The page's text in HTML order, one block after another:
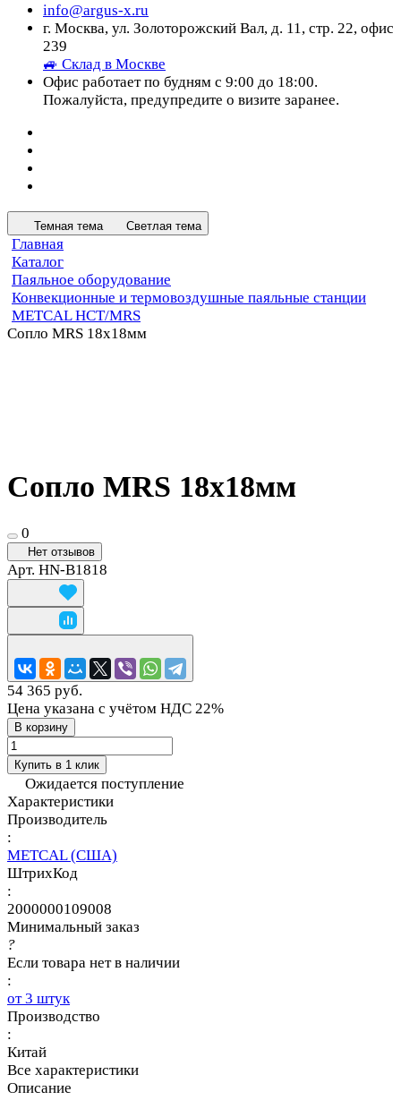
info@argus-x.ru
г. Москва, ул. Золоторожский Вал, д. 11, стр. 22, офис
239
🚙 Склад в Москве
Офис работает по будням с 9:00 до 18:00.
Пожалуйста, предупредите о визите заранее.
Темная тема Светлая тема
Главная
Каталог
Паяльное оборудование
Конвекционные и термовоздушные паяльные станции
METCAL HCT/MRS
Сопло MRS 18х18мм
Сопло MRS 18х18мм
0
Нет отзывов
Арт. HN-B1818
54 365 руб.
Цена указана с учётом НДС 22%
В корзину
Купить в 1 клик
Ожидается поступление
Характеристики
Производитель
:
METCAL (США)
ШтрихКод
:
2000000109008
Минимальный заказ
?
Если товара нет в наличии
:
от 3 штук
Производство
:
Китай
Все характеристики
Описание